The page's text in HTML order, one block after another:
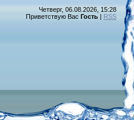
Четверг, 06.08.2026, 15:28
Приветствую Вас Гость | RSS